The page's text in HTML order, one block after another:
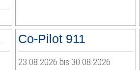
Co-Pilot 911
23.08.2026 bis 30.08.2026